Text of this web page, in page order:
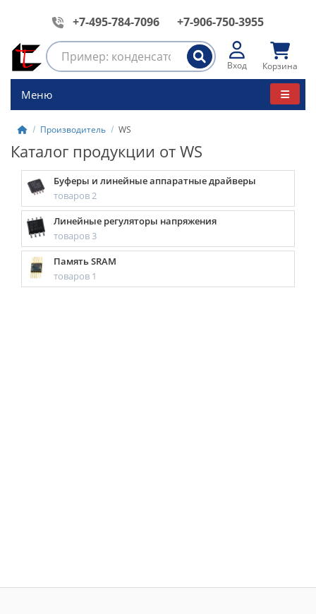
+7-495-784-7096 +7-906-750-3955
Вход Корзина
Меню
Производитель WS
Каталог продукции от WS
Буферы и линейные аппаратные драйверы
товаров 2
Линейные регуляторы напряжения
товаров 3
Память SRAM
товаров 1